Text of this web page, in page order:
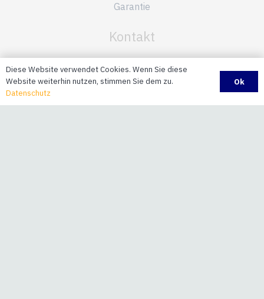
Garantie
Kontakt
STB Engineering AG
Seilereistrasse 3a
Diese Website verwendet Cookies. Wenn Sie diese
Website weiterhin nutzen, stimmen Sie dem zu.
Datenschutz
Ok